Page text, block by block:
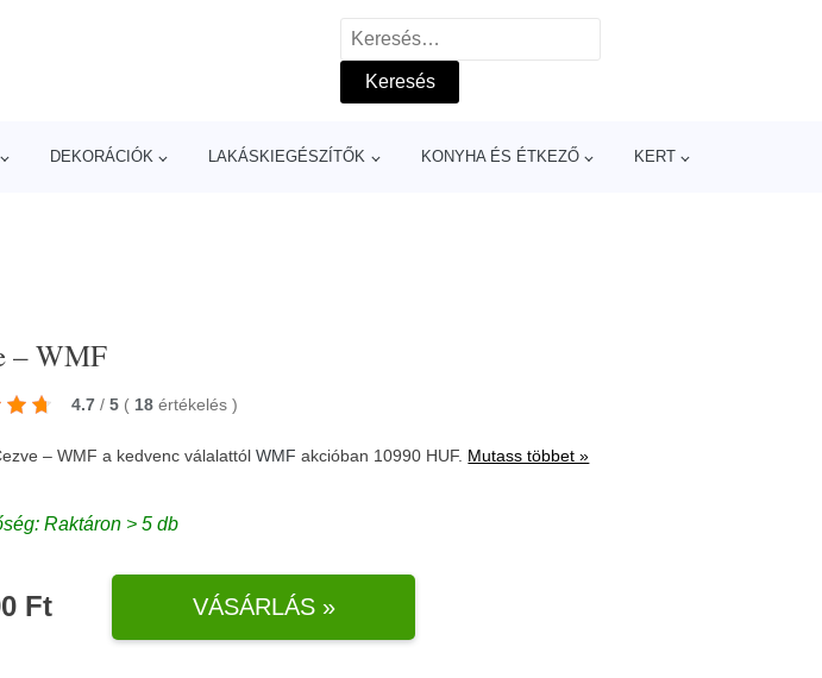
Keresés:
DEKORÁCIÓK LAKÁSKIEGÉSZÍTŐK KONYHA ÉS ÉTKEZŐ KERT
– WMF
4.7 / 5 ( 18 értékelés)
– WMF a kedvenc válalattólWMF akcióban 10990 HUF. Mutass többet »
Raktáron > 5 db
Ft VÁSÁRLÁS »